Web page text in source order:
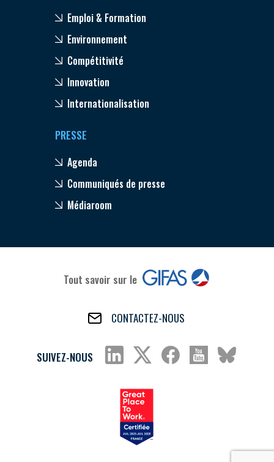
Emploi & Formation
Environnement
Compétitivité
Innovation
Internationalisation
PRESSE
Agenda
Communiqués de presse
Médiaroom
Tout savoir sur le
CONTACTEZ-NOUS
SUIVEZ-NOUS